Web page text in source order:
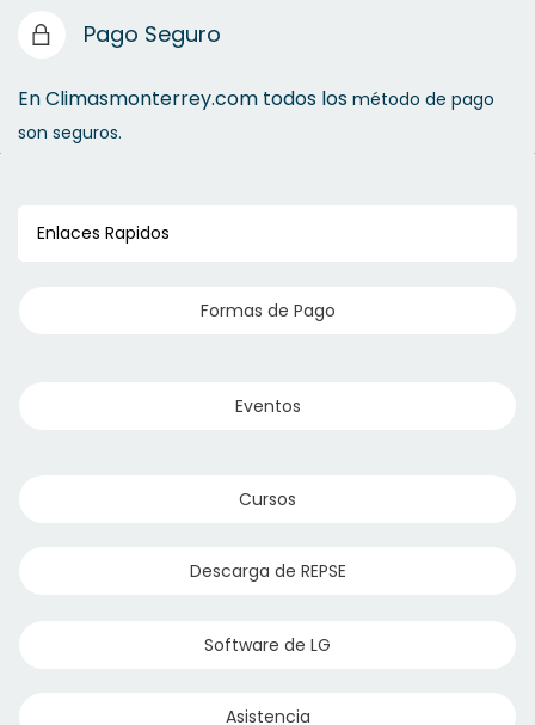
Pago Seguro
En Climasmonterrey.com todos los método de pago
son seguros.
Enlaces Rapidos
Formas de Pago
Eventos
Cursos
Descarga de REPSE
Software de LG
Asistencia